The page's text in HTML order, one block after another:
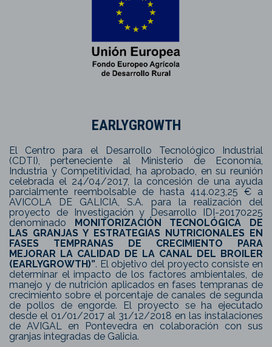
EARLYGROWTH
El Centro para el Desarrollo Tecnológico Industrial
(CDTI), perteneciente al Ministerio de Economía,
Industria y Competitividad, ha aprobado, en su reunión
celebrada el 24/04/2017, la concesión de una ayuda
parcialmente reembolsable de hasta 414.023,25 € a
AVICOLA DE GALICIA, S.A. para la realización del
proyecto de Investigación y Desarrollo IDI-20170225
denominado MONITORIZACIÓN TECNOLÓGICA DE
LAS GRANJAS Y ESTRATEGIAS NUTRICIONALES EN
FASES TEMPRANAS DE CRECIMIENTO PARA
MEJORAR LA CALIDAD DE LA CANAL DEL BROILER
(EARLYGROWTH)”. El objetivo del proyecto consiste en
determinar el impacto de los factores ambientales, de
manejo y de nutrición aplicados en fases tempranas de
crecimiento sobre el porcentaje de canales de segunda
de pollos de engorde. El proyecto se ha ejecutado
desde el 01/01/2017 al 31/12/2018 en las instalaciones
de AVIGAL en Pontevedra en colaboración con sus
granjas integradas de Galicia.